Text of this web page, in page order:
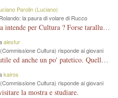
Parolin (Luciano)
la paura di volare di Rucco
Vorrei sapere dal C.C. Rolando cosa intende per Cultura ? Forse tarallucci, vino e sagre, o spaghetti tricolori del PD ? Il continuo (s)parlare della mostra a Palazzo Chiericati caro consigliere DANNEGGIA FORTEMENTE l'immagine della città TUTTA e fa deviare i consensi che in RUSSIA (badi bene ex U.R.S.S.) sono ECCELLENTI. A livello artistico l'evento è di alta Valenza culturale, COMPITO di Tutta la Cittadinanza fare il possibile per propagandare l'iniziativa senza farne UN CASO PARTITICO come fa Lei da sempre. Meno Gazebo + Partecipazione! E così sia. Amen.
alesfur
Cultura) risponde ai giovani
Commento di Kairos totalmente inutile ed anche un po' patetico. Quella che è completamente mancata è stata la promozione internazionale dell'evento effettuata da chi lo sa fare, l'amministrazione in questo è stata totalmente assente relegando al provincialismo una mostra che meritava ben altre platee ed i risultati sono sotto gli occhi di tutti. Su questo bisogna parlare, il fatto di averla organizzata al Chiericati certo non ha aiutato ma è un aspetto secondario rispetto a quello della promozione. In città con le mostre organizzate da Goldin - che certo ha fatto principalmente i suoi interessi, ma ne ha comunque beneficiato la città in immagine e commercio per il centro - arrivavano giornalmente pullman carichi di turisti. Dove sono i turisti ora?
kairos
Cultura) risponde ai giovani
la mostra e studiare.